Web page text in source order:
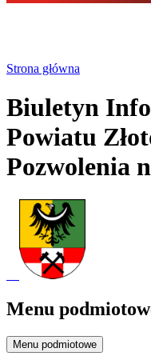
Strona główna
Biuletyn
Powiatu
Pozwolenia
Menu
Menu podmiotowe